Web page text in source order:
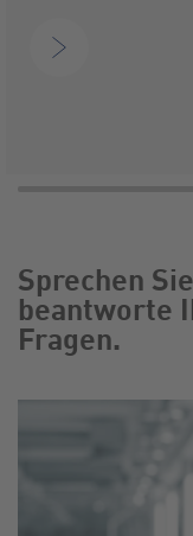
Sprechen
beantworte
Fragen.